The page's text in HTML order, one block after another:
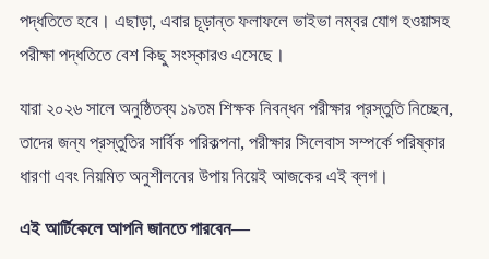
পদ্ধতিতে হবে। এছাড়া, এবার চূড়ান্ত ফলাফলে ভাইভা নম্বর যোগ হওয়াসহ
পরীক্ষা পদ্ধতিতে বেশ কিছু সংস্কারও এসেছে।
যারা ২০২৬ সালে অনুষ্ঠিতব্য ১৯তম শিক্ষক নিবন্ধন পরীক্ষার প্রস্তুতি নিচ্ছেন,
তাদের জন্য প্রস্তুতির সার্বিক পরিকল্পনা, পরীক্ষার সিলেবাস সম্পর্কে পরিষ্কার
ধারণা এবং নিয়মিত অনুশীলনের উপায় নিয়েই আজকের এই ব্লগ।
এই আর্টিকেলে আপনি জানতে পারবেন—